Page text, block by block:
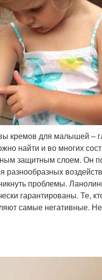
кремов для малышей –
найти и во многих
защитным слоем. Он
разнообразных
проблемы.
гарантированы. Те,
самые негативные.